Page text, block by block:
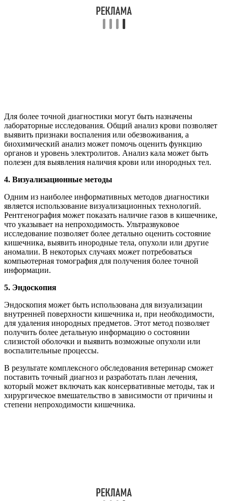
Для более точной диагностики могут быть назначены
лабораторные исследования. Общий анализ крови позволяет
выявить признаки воспаления или обезвоживания, а
биохимический анализ может помочь оценить функцию
органов и уровень электролитов. Анализ кала может быть
полезен для выявления наличия крови или инородных тел.
4. Визуализационные методы
Одним из наиболее информативных методов диагностики
является использование визуализационных технологий.
Рентгенография может показать наличие газов в кишечнике,
что указывает на непроходимость. Ультразвуковое
исследование позволяет более детально оценить состояние
кишечника, выявить инородные тела, опухоли или другие
аномалии. В некоторых случаях может потребоваться
компьютерная томография для получения более точной
информации.
5. Эндоскопия
Эндоскопия может быть использована для визуализации
внутренней поверхности кишечника и, при необходимости,
для удаления инородных предметов. Этот метод позволяет
получить более детальную информацию о состоянии
слизистой оболочки и выявить возможные опухоли или
воспалительные процессы.
В результате комплексного обследования ветеринар сможет
поставить точный диагноз и разработать план лечения,
который может включать как консервативные методы, так и
хирургическое вмешательство в зависимости от причины и
степени непроходимости кишечника.